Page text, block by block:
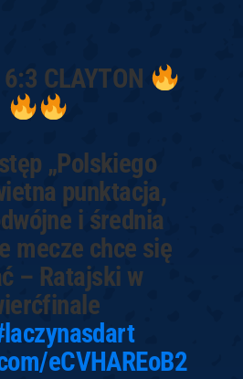
CLAYTON
„Polskiego
punktacja,
i średnia
mecze chce się
– Ratajski w
eCVHAREoB2